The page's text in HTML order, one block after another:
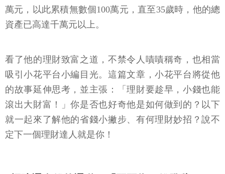
萬元，以此累積無數個100萬元，直至35歲時，他的總
資產已高達千萬元以上。
看了他的理財致富之道，不禁令人嘖嘖稱奇，也相當
吸引小花平台小編目光。這篇文章，小花平台將從他
的故事延伸思考，並主張：「理財要趁早，小錢也能
滾出大財富！」你是否也好奇他是如何做到的？以下
就一起來了解他的省錢小撇步、有何理財妙招？說不
定下一個理財達人就是你！